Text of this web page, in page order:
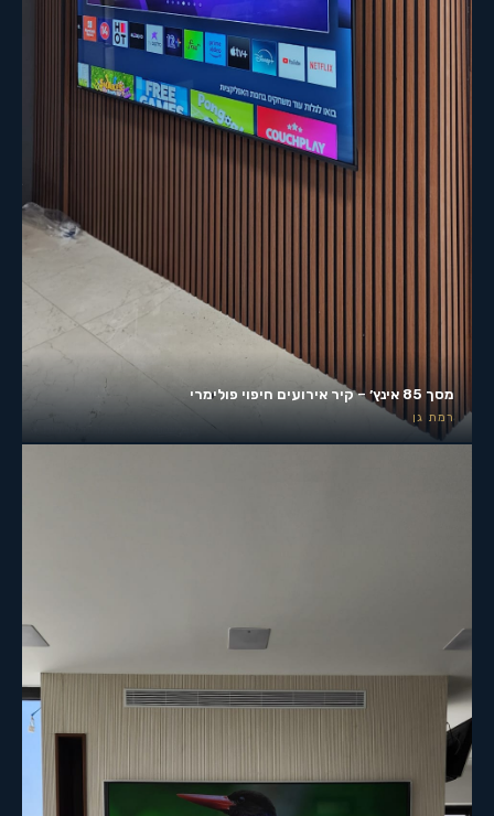
מסך 85 אינץ׳ – קיר אירועים חיפוי פולימרי
רמת גן